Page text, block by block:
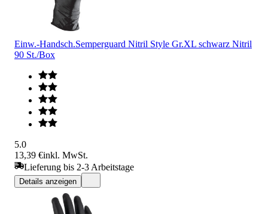
Einw.-Handsch.Semperguard Nitril Style Gr.XL schwarz Nitril
90 St./Box
5.0
13,39 €inkl. MwSt.
Lieferung bis 2-3 Arbeitstage
Details anzeigen